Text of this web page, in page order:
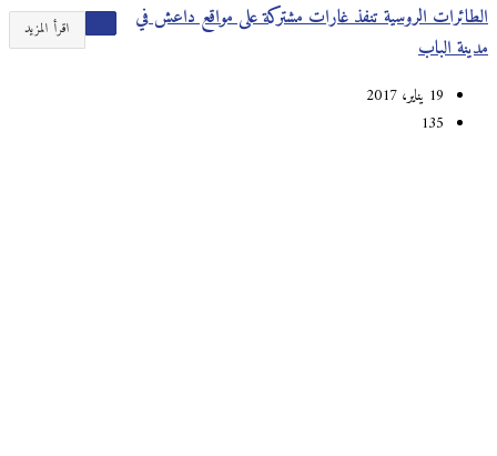
اقرأ المزيد
الطائرات الروسية تنفذ غارات مشتركة على مواقع داعش في
مدينة الباب
19 يناير، 2017
135